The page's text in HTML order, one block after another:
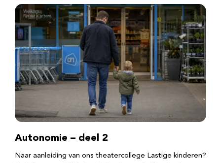
Autonomie – deel 2
Naar aanleiding van ons theatercollege Lastige kinderen?